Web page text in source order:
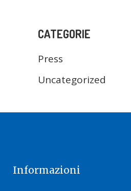
CATEGORIE
Press
Uncategorized
Informazioni